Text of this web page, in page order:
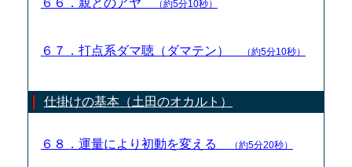
（約5分10秒）
６７．打点系ダマ聴（ダマテン） （約5分10秒）
仕掛けの基本（土田のオカルト）
６８．運量により初動を変える （約5分20秒）